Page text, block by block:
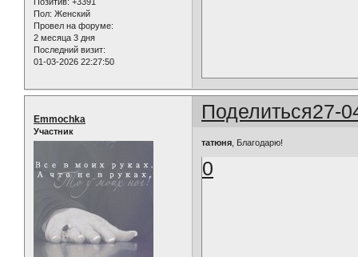
Пол: Женский
Провел на форуме:
2 месяца 3 дня
Последний визит:
01-03-2026 22:27:50
Поделиться27-
Emmochka
Участник
татюня , Благодарю!
0